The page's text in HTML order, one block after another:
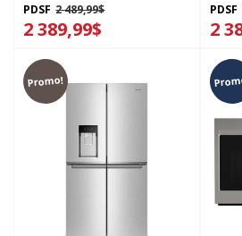
PDSF 2 489,99$
2 389,99$
PDSF
2
Promo!